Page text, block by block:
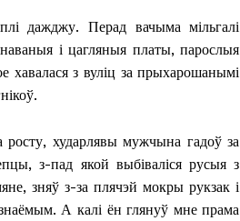
дажджу. Перад вачыма мільгалі
і цагляныя платы, парослыя
хавалася з вуліц за прыхарошанымі
хударлявы мужчына гадоў за
з-пад якой выбіваліся русыя з
зняў з-за плячэй мокры рукзак і
А калі ён глянуў мне прама